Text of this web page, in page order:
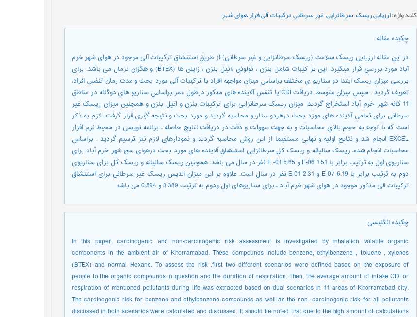
کلید واژه:ارزیابی ریسک,سرطانزایی,غیر سرطانی,ترکیبات آلی فرار,هوای شهر,
چکیده مقاله:
در این مقاله ارزیابی ریسک سلامت (ریسک سرطانزایی و غیر سرطانی) از طریق استنشاق ترکیبات آلی موجود در هوای شهر خرم
آباد مورد بررسی قرار میگیرد. این تر کیبات شامل بنزن ، تولوئن ،اتیل بنزن ، زایلن ها (BTEX) و هگزان نرمال می باشد. برای
بررسی میزان ریسک ابتدا دو سناریو ی مختلف براساس میزان مواجهه افراد با ترکیبات آلی مورد بحث و مدت زمان تنفس افراد،
تعریف گردید . سپس میزان متوسط دریافت CDI یا تنفس آلاینده های مذکور درطول عمر براساس سناریو های دوگانه در مناطق
11 گانه شهر خرم آباد استخراج گردید. میزان ریسک سرطانزایی برای ترکیبات بنزن و اتیل بنزن و همچنین میزان ریسک غیر
سرطانی برای تمامی آلاینده های موزد بحث درهردو سناریو محاسبه گردید و مورد بحث و نتیجه گیری قرار گرفت. لازم به ذکر
است که با توجه به حجم بالای محاسبات و به جهت سهولت و دقت در دریافت نتایج حاصله ، برنامه نویسی در محیط نرم افزار
EXCEL انجام شد و نتایج اولیه و نهایی مستقیما از این روش محاسبه گردید و نمودارهای لازم نیز ترسیم گردید . براساس
محاسبات انجام شده، ریسک سالیانه و ریسک کل سرطانزایی استنشاق آلاینده های مورد بحث درهوای سح شهر خرم آباد برای
سناریوی اول به ترتیب برابر با 1.51 E-06 و 5.65 E -01 نفر در سال می باشد. همچنین ریسک سالیانه و ریسک کل برای سناریوی
دوم به ترتیب برابر با 6.19 E-07 و 2.31 E-01 نفر در سال است. علاوه بر این میزان اندیس ریسک غیر سرطانی برای استنشاق
ترکیبات الی مذکور موجود در هوای شهر خرم آباد ، برای سناریوهای اول ودوم به ترتیب 3.389 و 0.594 می باشد
چکیده انگلیسی:
In this paper, carcinogenic and non-carcinogenic risk assessment is investigated by inhalation volatile organic
components in the ambient air of Khorramabad. These compounds include benzene, ethylbenzene , toluene , xylenes
(BTEX) and normal Hexane. To assess the risk ,first two different scenarios were defined based on the exposure of
people to the organic compounds in question and the duration of respiration. Then, the average amount of intake CDI or
respiration of mentioned pollutants during life was extracted based on dual scenarios in 11 areas of Khorramabad city.
The carcinogenic risk for benzene and ethylbenzene compounds as well as the non- carcinogenic risk for all pollutants
discussed in both scenarios were calculated and discussed. It should be noted that due to the high amount of calculations